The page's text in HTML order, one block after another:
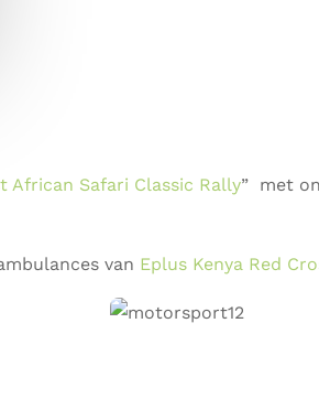
African Safari Classic Rally” met
van Eplus Kenya Red